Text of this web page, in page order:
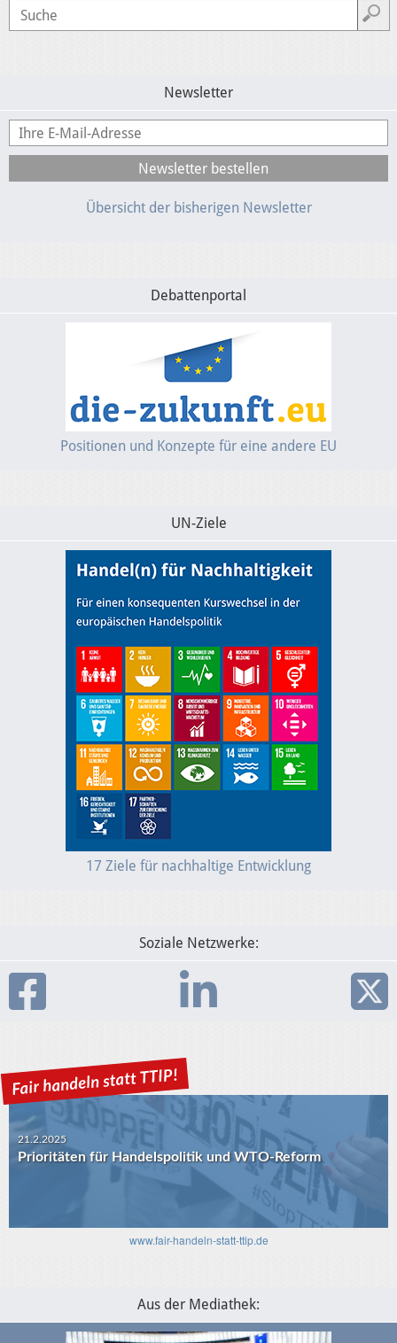
Vor Ort
Termine
Newsletter
Übersicht der bisherigen Newsletter
Debattenportal
Positionen und Konzepte für eine andere EU
UN-Ziele
17 Ziele für nachhaltige Entwicklung
Soziale Netzwerke:
21.2.2025
Prioritäten für Handelspolitik und WTO-Reform
www.fair-handeln-statt-ttip.de
Aus der Mediathek: